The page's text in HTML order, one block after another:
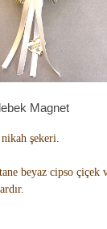
Magnet
şekeri.
beyaz cipso çiçek